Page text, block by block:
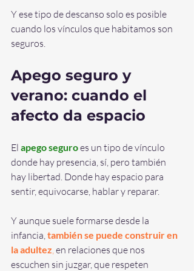
Y ese tipo de descanso solo es posible
cuando los vínculos que habitamos son
seguros.
Apego seguro y
verano: cuando el
afecto da espacio
El apego seguro es un tipo de vínculo
donde hay presencia, sí, pero también
hay libertad. Donde hay espacio para
sentir, equivocarse, hablar y reparar.
Y aunque suele formarse desde la
infancia, también se puede construir en
la adultez, en relaciones que nos
escuchen sin juzgar, que respeten